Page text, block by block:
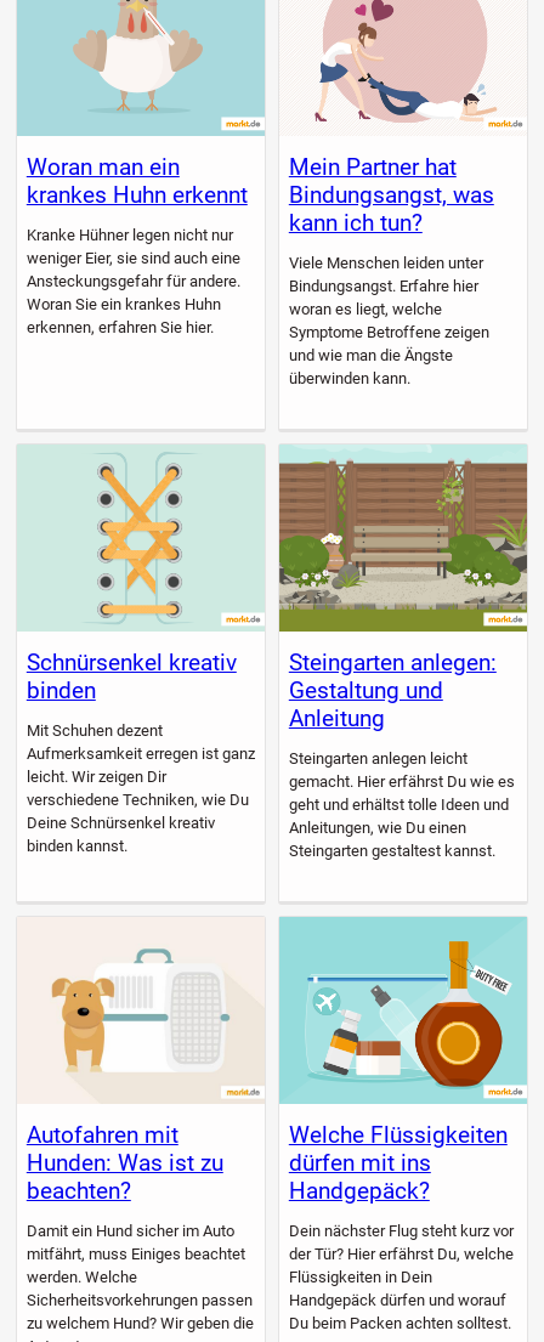
Woran man ein
krankes Huhn erkennt
Kranke Hühner legen nicht nur
weniger Eier, sie sind auch eine
Ansteckungsgefahr für andere.
Woran Sie ein krankes Huhn
erkennen, erfahren Sie hier.
Mein Partner hat
Bindungsangst, was
kann ich tun?
Viele Menschen leiden unter
Bindungsangst. Erfahre hier
woran es liegt, welche
Symptome Betroffene zeigen
und wie man die Ängste
überwinden kann.
Schnürsenkel kreativ
binden
Mit Schuhen dezent
Aufmerksamkeit erregen ist ganz
leicht. Wir zeigen Dir
verschiedene Techniken, wie Du
Deine Schnürsenkel kreativ
binden kannst.
Steingarten anlegen:
Gestaltung und
Anleitung
Steingarten anlegen leicht
gemacht. Hier erfährst Du wie es
geht und erhältst tolle Ideen und
Anleitungen, wie Du einen
Steingarten gestaltest kannst.
Autofahren mit
Hunden: Was ist zu
beachten?
Damit ein Hund sicher im Auto
mitfährt, muss Einiges beachtet
werden. Welche
Sicherheitsvorkehrungen passen
zu welchem Hund? Wir geben die
Welche Flüssigkeiten
dürfen mit ins
Handgepäck?
Dein nächster Flug steht kurz vor
der Tür? Hier erfährst Du, welche
Flüssigkeiten in Dein
Handgepäck dürfen und worauf
Du beim Packen achten solltest.